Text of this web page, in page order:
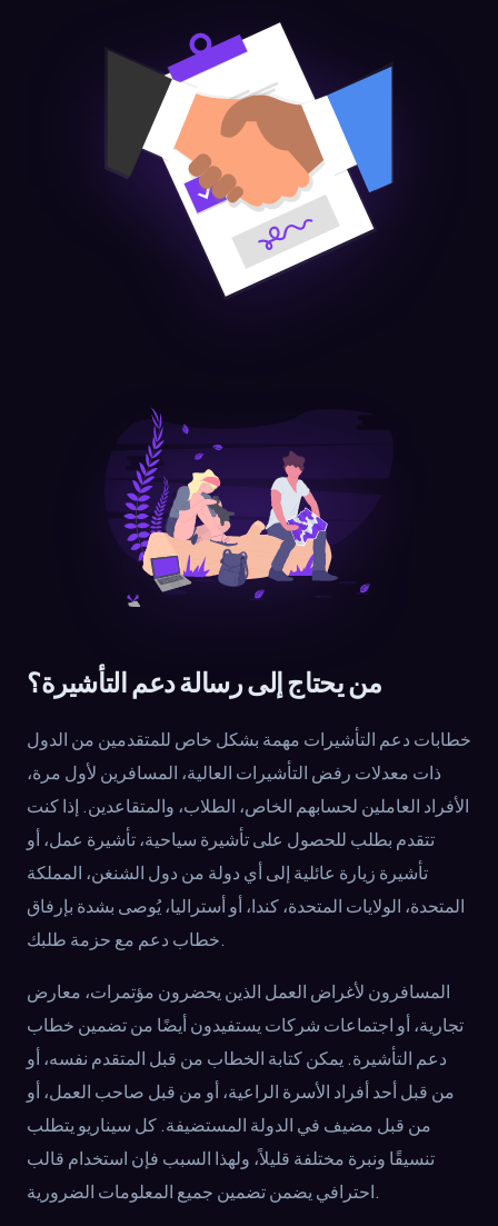
من يحتاج إلى رسالة دعم التأشيرة؟
خطابات دعم التأشيرات مهمة بشكل خاص للمتقدمين من الدول
ذات معدلات رفض التأشيرات العالية، المسافرين لأول مرة،
الأفراد العاملين لحسابهم الخاص، الطلاب، والمتقاعدين. إذا كنت
تتقدم بطلب للحصول على تأشيرة سياحية، تأشيرة عمل، أو
تأشيرة زيارة عائلية إلى أي دولة من دول الشنغن، المملكة
المتحدة، الولايات المتحدة، كندا، أو أستراليا، يُوصى بشدة بإرفاق
خطاب دعم مع حزمة طلبك.
المسافرون لأغراض العمل الذين يحضرون مؤتمرات، معارض
تجارية، أو اجتماعات شركات يستفيدون أيضًا من تضمين خطاب
دعم التأشيرة. يمكن كتابة الخطاب من قبل المتقدم نفسه، أو
من قبل أحد أفراد الأسرة الراعية، أو من قبل صاحب العمل، أو
من قبل مضيف في الدولة المستضيفة. كل سيناريو يتطلب
تنسيقًا ونبرة مختلفة قليلاً، ولهذا السبب فإن استخدام قالب
احترافي يضمن تضمين جميع المعلومات الضرورية.